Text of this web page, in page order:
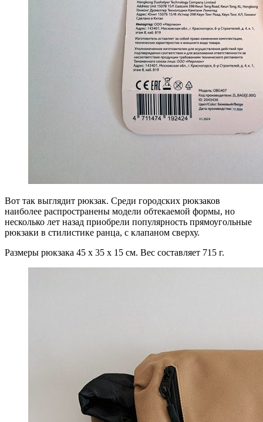
Вот так выглядит рюкзак. Среди городских рюкзаков
наиболее распространены модели обтекаемой формы, но
несколько лет назад приобрели популярность прямоугольные
рюкзаки в стилистике ранца, с клапаном сверху.
Размеры рюкзака 45 x 35 x 15 см. Вес составляет 715 г.